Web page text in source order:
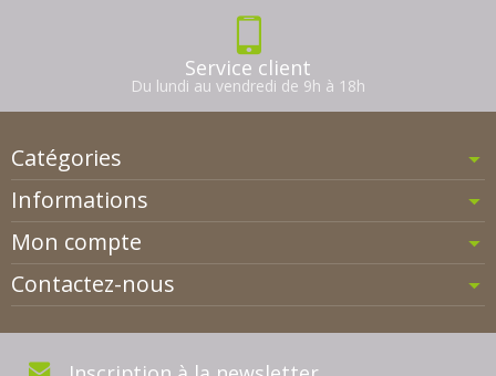
Service client
Du lundi au vendredi de 9h à 18h
Catégories
Informations
Mon compte
Contactez-nous